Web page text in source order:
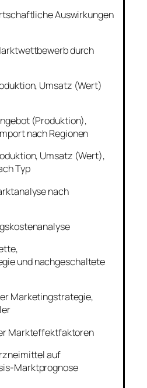
Auswirkungen
durch
Umsatz (Wert)
(Produktion),
nach Regionen
Umsatz (Wert),
Typ
nach
und nachgeschaltete
Marketingstrategie,
Markteffektfaktoren
auf
Marktprognose